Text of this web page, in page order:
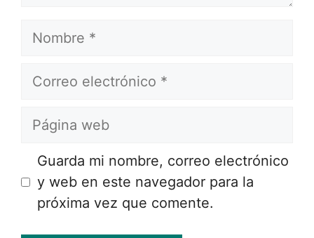
Nombre
Correo
Página
Guarda mi nombre, correo electrónico
y web en este navegador para la
próxima vez que comente.